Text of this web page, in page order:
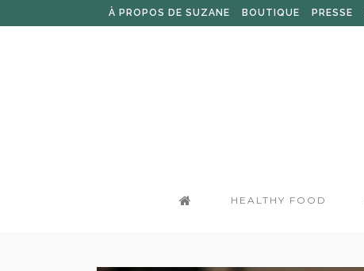
À PROPOS DE SUZANE BOUTIQUE PRESSE
HEALTHY FOOD